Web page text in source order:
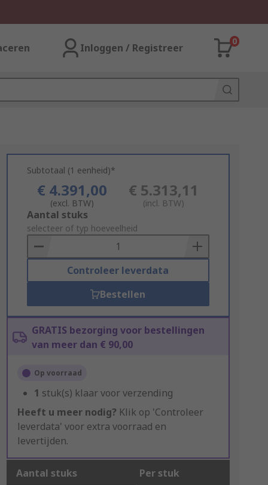
Inloggen / Registreer
0
Subtotaal (1 eenheid)*
€ 4.391,00
(excl. BTW)
€ 5.313,11
(incl. BTW)
Add
to
Basket
Aantal stuks
selecteer of typ hoeveelheid
Controleer leverdata
Bestellen
GRATIS bezorging voor bestellingen
van meer dan € 90,00
Op voorraad
1 stuk(s) klaar voor verzending
Heeft u meer nodig? Klik op 'Controleer
leverdata' voor extra voorraad en
levertijden.
Aantal stuks Per stuk